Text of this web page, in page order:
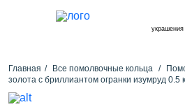
украшения
Главная Все помолвочные кольца
золота с бриллиантом огранки изумруд